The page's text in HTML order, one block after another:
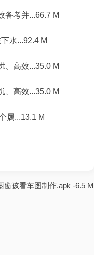
备考并...66.7 M
水...92.4 M
、高效...35.0 M
、高效...35.0 M
属...13.1 M
窗孩看车图制作.apk -6.5 M